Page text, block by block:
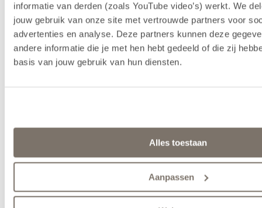
informatie van derden (zoals YouTube video’s) werkt. We
jouw gebruik van onze site met vertrouwde partners voor
advertenties en analyse. Deze partners kunnen deze
andere informatie die je met hen hebt gedeeld of die zij
basis van jouw gebruik van hun diensten.
Alles toestaan
Aanpassen
Faciliteiten